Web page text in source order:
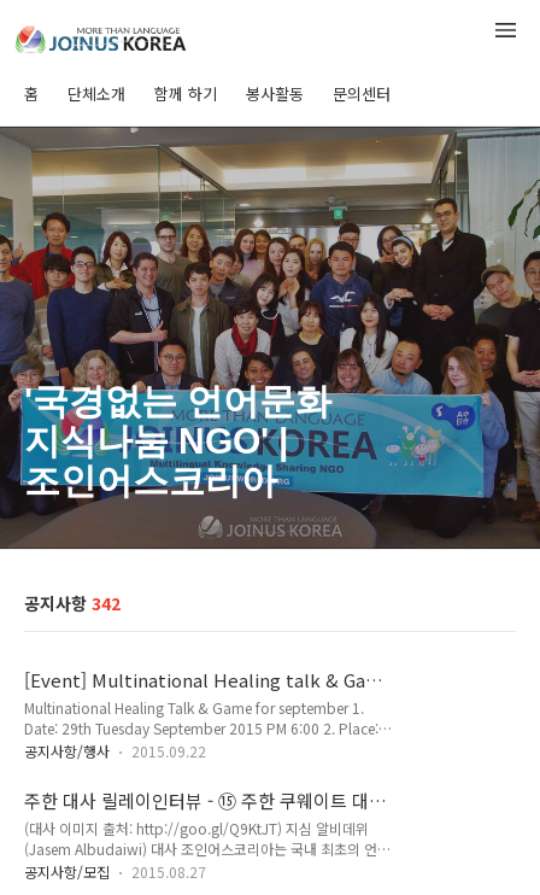
홈 단체소개 함께 하기 봉사활동 문의센터
'국경없는 언어문화
지식나눔 NGO' |
조인어스코리아
공지사항 342
[Event] Multinational Healing talk & Game
(29th september) - @경희대
Multinational Healing Talk & Game for september 1.
Date: 29th Tuesday September 2015 PM 6:00 2. Place:
Kyung Hee University Orvis Hall (the Department of
오비스홀(경영대학) B1 라운지) 3. Main program: Team
Talks, Game, Making friends, Tea & coffee 4.
participation fee: 5,000 KRW(pre -registered) / 7,000
KRW(on site) (Place + cookie/Juice etc) 5. To Join, c..
공지사항/행사 2015.09.22
주한 대사 릴레이인터뷰 - ⑮ 주한 쿠웨이트 대사
(아랍어) 인터뷰어 모집!
(대사 이미지 출처: http://goo.gl/Q9KtJT) 지심 알비데위
(Jasem Albudaiwi) 대사 조인어스코리아는 국내 최초의 언어
/ 문화 교류 캠페인의 일환으로 수년간 주한대사 릴레이인터뷰
공지사항/모집 2015.08.27